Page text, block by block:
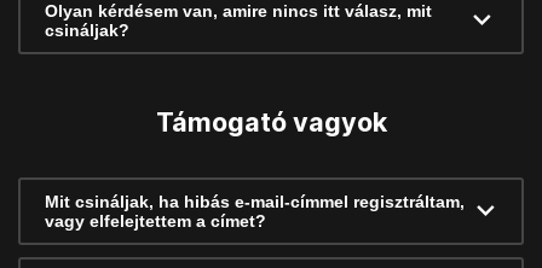
Olyan kérdésem van, amire nincs itt válasz, mit
csináljak?
Támogató vagyok
Mit csináljak, ha hibás e-mail-címmel regisztráltam,
vagy elfelejtettem a címet?